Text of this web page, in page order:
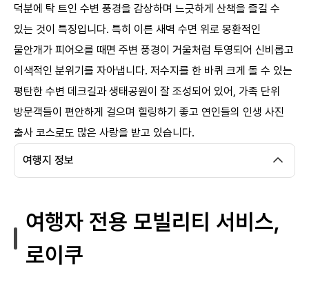
덕분에 탁 트인 수변 풍경을 감상하며 느긋하게 산책을 즐길 수
있는 것이 특징입니다. 특히 이른 새벽 수면 위로 몽환적인
물안개가 피어오를 때면 주변 풍경이 거울처럼 투영되어 신비롭고
이색적인 분위기를 자아냅니다. 저수지를 한 바퀴 크게 돌 수 있는
평탄한 수변 데크길과 생태공원이 잘 조성되어 있어, 가족 단위
방문객들이 편안하게 걸으며 힐링하기 좋고 연인들의 인생 사진
출사 코스로도 많은 사랑을 받고 있습니다.
여행지 정보
여행자 전용 모빌리티 서비스,
로이쿠